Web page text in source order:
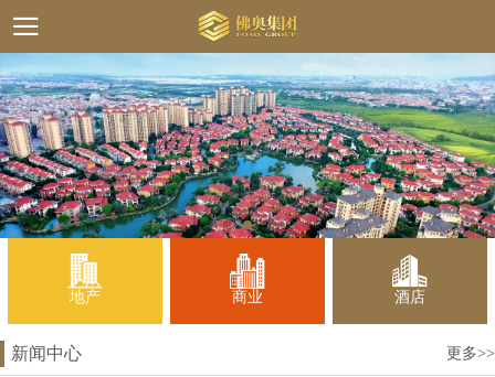
地产 商业 酒店
新闻中心 更多>>